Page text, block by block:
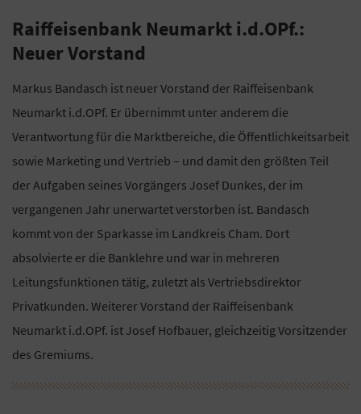
Raiffeisenbank Neumarkt i.d.OPf.:
Neuer Vorstand
Markus Bandasch ist neuer Vorstand der Raiffeisenbank
Neumarkt i.d.OPf. Er übernimmt unter anderem die
Verantwortung für die Marktbereiche, die Öffentlichkeitsarbeit
sowie Marketing und Vertrieb – und damit den größten Teil
der Aufgaben seines Vorgängers Josef Dunkes, der im
vergangenen Jahr unerwartet verstorben ist. Bandasch
kommt von der Sparkasse im Landkreis Cham. Dort
absolvierte er die Banklehre und war in mehreren
Leitungsfunktionen tätig, zuletzt als Vertriebsdirektor
Privatkunden. Weiterer Vorstand der Raiffeisenbank
Neumarkt i.d.OPf. ist Josef Hofbauer, gleichzeitig Vorsitzender
des Gremiums.